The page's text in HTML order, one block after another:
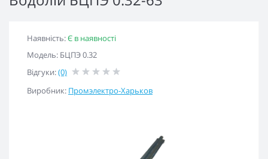
Наявність:Є в наявності
Модель: БЦПЭ 0.32
Відгуки:(0)
Виробник: Промэлектро-Харьков